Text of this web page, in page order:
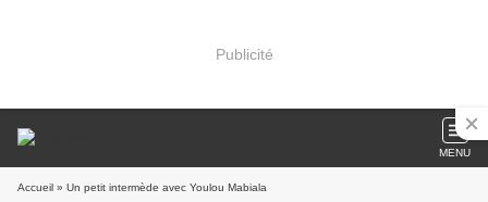
Publicité
MENU
Accueil » Un petit intermède avec Youlou Mabiala